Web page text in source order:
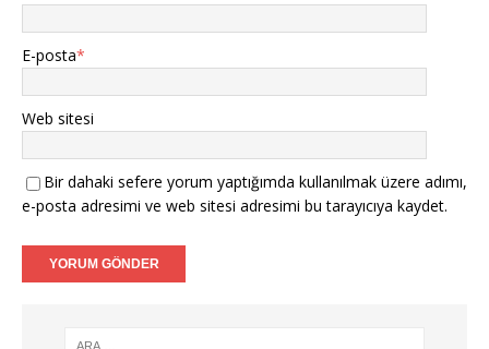
E-posta*
Web sitesi
Bir dahaki sefere yorum yaptığımda kullanılmak üzere adımı,
e-posta adresimi ve web sitesi adresimi bu tarayıcıya kaydet.